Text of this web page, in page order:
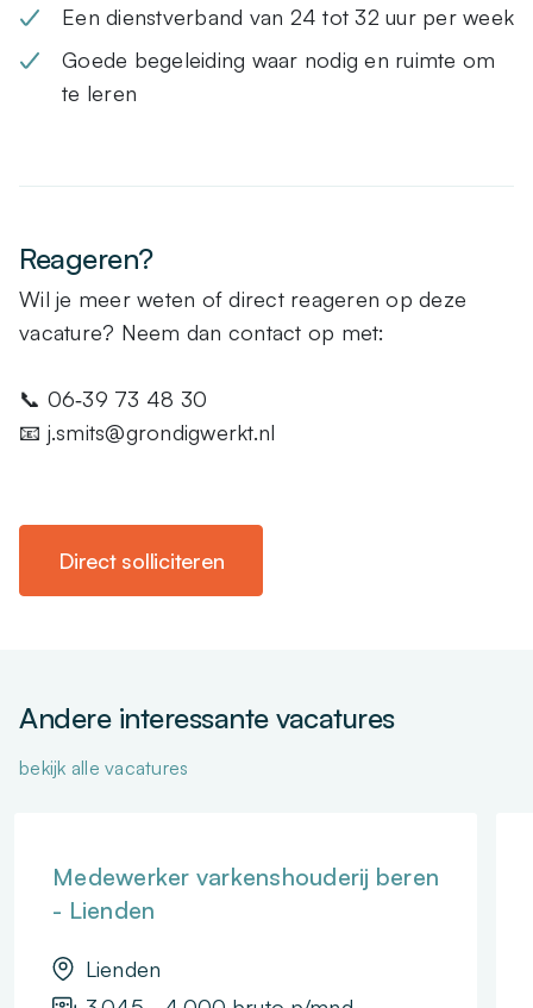
Een dienstverband van 24 tot 32 uur per week
Goede begeleiding waar nodig en ruimte om
te leren
Reageren?
Wil je meer weten of direct reageren op deze
vacature? Neem dan contact op met:
📞 06‑39 73 48 30
📧 j.smits@grondigwerkt.nl
Direct solliciteren
Andere interessante vacatures
bekijk alle vacatures
Medewerker varkenshouderij beren
- Lienden
Lienden